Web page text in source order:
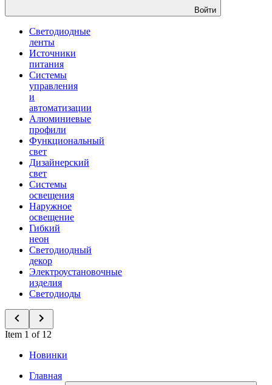
Войти
Светодиодные
ленты
Источники
питания
Системы
управления
и
автоматизации
Алюминиевые
профили
Функциональный
свет
Дизайнерский
свет
Системы
освещения
Наружное
освещение
Гибкий
неон
Светодиодный
декор
Электроустановочные
изделия
Светодиоды
Item 1 of 12
Новинки
Главная